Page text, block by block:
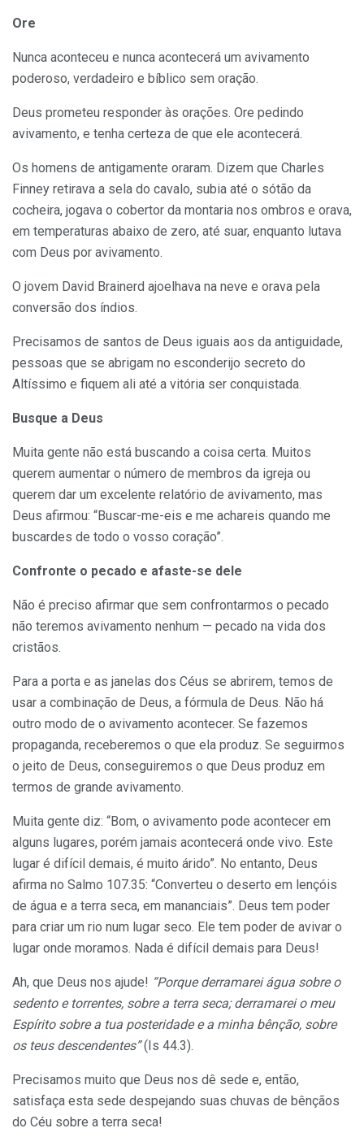
Ore
Nunca aconteceu e nunca acontecerá um avivamento
poderoso, verdadeiro e bíblico sem oração.
Deus prometeu responder às orações. Ore pedindo
avivamento, e tenha certeza de que ele acontecerá.
Os homens de antigamente oraram. Dizem que Charles
Finney retirava a sela do cavalo, subia até o sótão da
cocheira, jogava o cobertor da montaria nos ombros e orava,
em temperaturas abaixo de zero, até suar, enquanto lutava
com Deus por avivamento.
O jovem David Brainerd ajoelhava na neve e orava pela
conversão dos índios.
Precisamos de santos de Deus iguais aos da antiguidade,
pessoas que se abrigam no esconderijo secreto do
Altíssimo e fiquem ali até a vitória ser conquistada.
Busque a Deus
Muita gente não está buscando a coisa certa. Muitos
querem aumentar o número de membros da igreja ou
querem dar um excelente relatório de avivamento, mas
Deus afirmou: “Buscar-me-eis e me achareis quando me
buscardes de todo o vosso coração”.
Confronte o pecado e afaste-se dele
Não é preciso afirmar que sem confrontarmos o pecado
não teremos avivamento nenhum — pecado na vida dos
cristãos.
Para a porta e as janelas dos Céus se abrirem, temos de
usar a combinação de Deus, a fórmula de Deus. Não há
outro modo de o avivamento acontecer. Se fazemos
propaganda, receberemos o que ela produz. Se seguirmos
o jeito de Deus, conseguiremos o que Deus produz em
termos de grande avivamento.
Muita gente diz: “Bom, o avivamento pode acontecer em
alguns lugares, porém jamais acontecerá onde vivo. Este
lugar é difícil demais, é muito árido”. No entanto, Deus
afirma no Salmo 107.35: “Converteu o deserto em lençóis
de água e a terra seca, em mananciais”. Deus tem poder
para criar um rio num lugar seco. Ele tem poder de avivar o
lugar onde moramos. Nada é difícil demais para Deus!
Ah, que Deus nos ajude! “Porque derramarei água sobre o
sedento e torrentes, sobre a terra seca; derramarei o meu
Espírito sobre a tua posteridade e a minha bênção, sobre
os teus descendentes”(Is 44.3).
Precisamos muito que Deus nos dê sede e, então,
satisfaça esta sede despejando suas chuvas de bênçãos
do Céu sobre a terra seca!